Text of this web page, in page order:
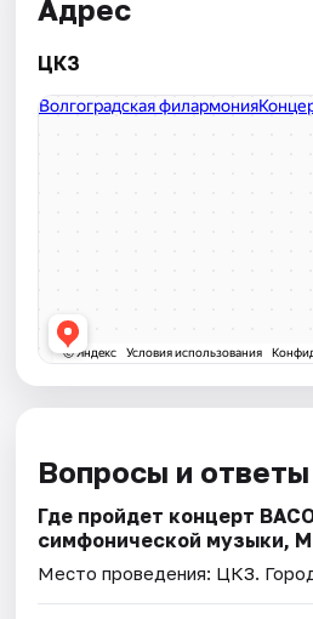
Адрес
ЦКЗ
Вопросы и ответы
Где пройдет концерт
симфонической музыки,
Место проведения: ЦКЗ.